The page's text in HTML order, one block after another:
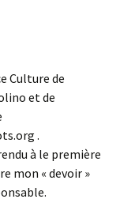
Culture de
et de
.
à le première
mon « devoir »